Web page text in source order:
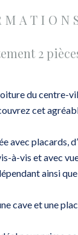
2
du centre-
cet
avec placards,
à-vis et avec
ainsi
cave et une